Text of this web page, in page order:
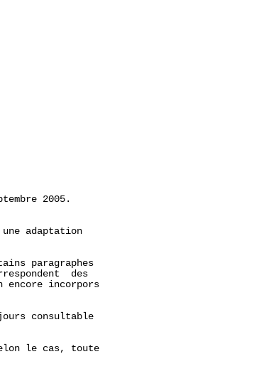
2005.
adaptation
paragraphes
des
encore incorpors
consultable
le cas, toute